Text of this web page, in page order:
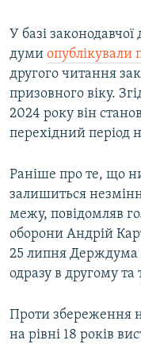
Усі сайти RFE/RL
У базі законодавчої
думи опублікували
другого читання
призовного віку.
2024 року він
перехідний період
Раніше про те, що
залишиться
межу, повідомляв
оборони Андрій
25 липня Держдума
одразу в другому
Проти збереження
на рівні 18 років